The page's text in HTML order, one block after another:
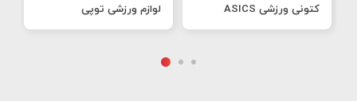
کتونی ورزشی ASICS لوازم ورزشی توپی